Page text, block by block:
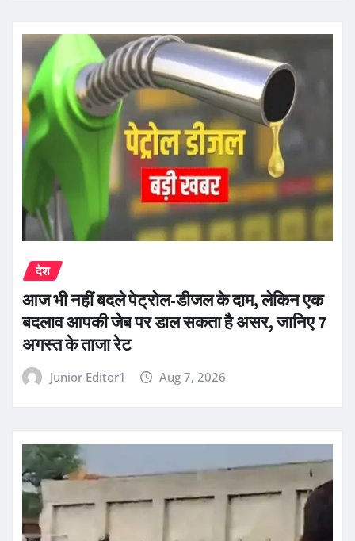
देश
आज भी नहीं बदले पेट्रोल-डीजल के दाम, लेकिन एक
बदलाव आपकी जेब पर डाल सकता है असर, जानिए 7
अगस्त के ताजा रेट
Junior Editor1 Aug 7, 2026